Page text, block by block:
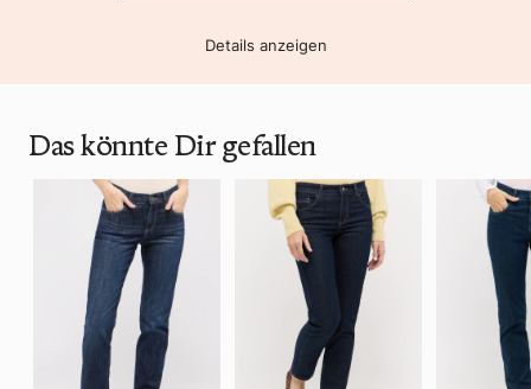
Details anzeigen
Das könnte Dir gefallen